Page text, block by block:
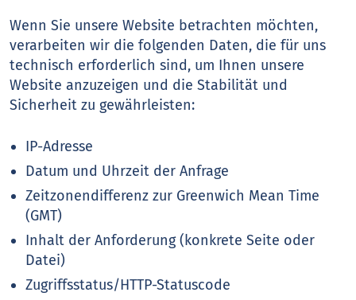
Wenn Sie unsere Website betrachten möchten,
verarbeiten wir die folgenden Daten, die für uns
technisch erforderlich sind, um Ihnen unsere
Website anzuzeigen und die Stabilität und
Sicherheit zu gewährleisten:
IP-Adresse
Datum und Uhrzeit der Anfrage
Zeitzonendifferenz zur Greenwich Mean Time
(GMT)
Inhalt der Anforderung (konkrete Seite oder
Datei)
Zugriffsstatus/HTTP-Statuscode